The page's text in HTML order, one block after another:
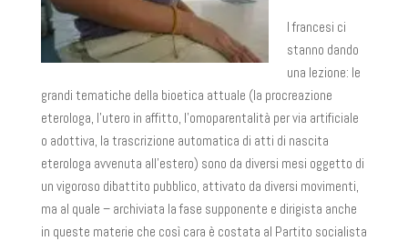
I francesi ci
stanno dando
una lezione: le
grandi tematiche della bioetica attuale (la procreazione
eterologa, l’utero in affitto, l’omoparentalità per via artificiale
o adottiva, la trascrizione automatica di atti di nascita
eterologa avvenuta all’estero) sono da diversi mesi oggetto di
un vigoroso dibattito pubblico, attivato da diversi movimenti,
ma al quale – archiviata la fase supponente e dirigista anche
in queste materie che così cara è costata al Partito socialista